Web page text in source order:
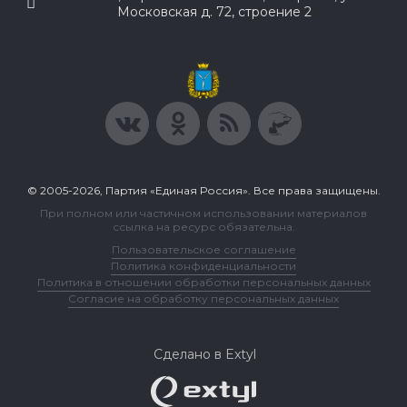
Московская д. 72, строение 2
© 2005-2026, Партия «Единая Россия». Все права защищены.
При полном или частичном использовании материалов
ссылка на ресурс обязательна.
Пользовательское соглашение
Политика конфиденциальности
Политика в отношении обработки персональных данных
Согласие на обработку персональных данных
Сделано в Extyl